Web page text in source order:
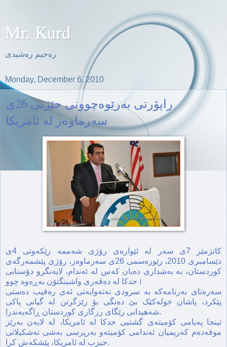
Mr. Kurd
ره‌حیم ره‌شیدی
Monday, December 6, 2010
راپۆرتی به‌رێوه‌چوونی جێژنی 26ی
سه‌رماوه‌ز له‌ ئامریکا
کاتژمێر 7ی سه‌ر له‌ ئێواره‌ی رۆژی شه‌ممه‌ رێکه‌وتی 4ی
دێسامبری 2010، رێوره‌سمی 26ی سه‌رماوه‌ز، رۆژی پێشمه‌رگه‌ی
کوردستان، به‌ به‌شداری ده‌یان که‌س له‌ ئه‌ندام‌، لایه‌نگرو دۆستانی
حدکا له‌ ده‌ڤه‌ری واشینگتۆن بەڕەوە چوو।
سه‌ره‌تای به‌رنامه‌که‌ به‌ سرودی نه‌ته‌وایه‌تی ئه‌ی ره‌قیب ده‌ستی
پێکرد، پاشان خوله‌کێک بێ ده‌نگی بۆ رێزگرتن له‌ گیانی پاکی
شه‌هیدانی رێگای رزگاری کوردستان ڕاگه‌یه‌ندرا.
ئینجا په‌یامی کۆمیته‌ی گشتیی حدکا له‌ ئامریکا، له‌ لایه‌ن به‌رێز
موقه‌ده‌م که‌ریمیان ئه‌ندامی کۆمیته‌و به‌رپرسی به‌شی ته‌شکیلاتی
حیزب له‌ ئامریکا، پێشکه‌ش کرا.